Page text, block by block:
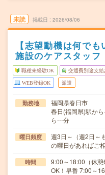
未読 掲載日 2026/08/06
【志望動機は何で
施設のケアスタッフ
職種未経験OK 交通費別途支給
WEB登録OK 派遣
勤務地
福岡県春日市
春日(福岡県)駅か
ら---分
曜日頻度
週3日～（週2日～
の曜日があればご
時間
9:00～18:00（休
OK！早番 7:00～